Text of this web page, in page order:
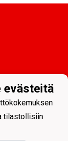
evästeitä
tilastollisiin